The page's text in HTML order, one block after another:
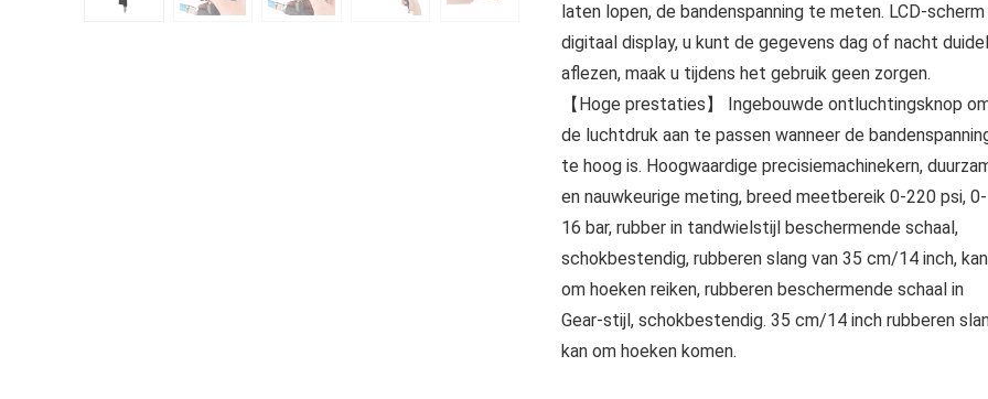
laten lopen, de bandenspanning te meten. LCD-scherm
digitaal display, u kunt de gegevens dag of nacht
aflezen, maak u tijdens het gebruik geen zorgen.
【Hoge prestaties】 Ingebouwde ontluchtingsknop
de luchtdruk aan te passen wanneer de
te hoog is. Hoogwaardige precisiemachinekern,
en nauwkeurige meting, breed meetbereik 0-220 psi, 0-
16 bar, rubber in tandwielstijl beschermende schaal,
schokbestendig, rubberen slang van 35 cm/14 inch, kan
om hoeken reiken, rubberen beschermende schaal in
Gear-stijl, schokbestendig. 35 cm/14 inch rubberen
kan om hoeken komen.